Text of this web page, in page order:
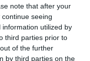
note that after your
seeing
utilized by
third parties prior to
of the further
by third parties on the
NWSL- ya no se
de marca cayeron
se
pero se recogió
del equipo